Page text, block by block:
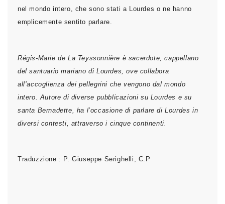
nel mondo intero, che sono stati a Lourdes o ne hanno
emplicemente sentito parlare.
Régis-Marie de La Teyssonnière è sacerdote, cappellano
del santuario mariano di Lourdes, ove collabora
all’accoglien­za dei pellegrini che vengono dal mondo
intero. Autore di diverse pubblicazioni su Lourdes e su
santa Bernadette, ha l’occasione di parlare di Lourdes in
diversi contesti, attra­verso i cinque continenti.
Traduzzione : P. Giuseppe Serighelli, C.P